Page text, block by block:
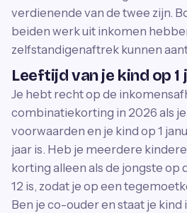
verdienende van de twee zijn.
beiden werk uit inkomen
zelfstandigenaftrek kunnen
Leeftijd van je kind op 1
Je hebt recht op de
combinatiekorting in 2026 als
voorwaarden en je kind op 1
jaar is. Heb je meerdere
korting alleen als de jongste op
12 is, zodat je op een
Ben je co-ouder en staat je